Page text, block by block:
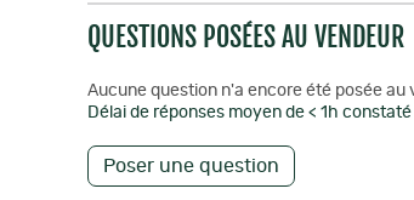
QUESTIONS POSÉES AU VENDEUR
Aucune question n'a encore été posée au
Délai de réponses moyen de < 1h
Poser une question